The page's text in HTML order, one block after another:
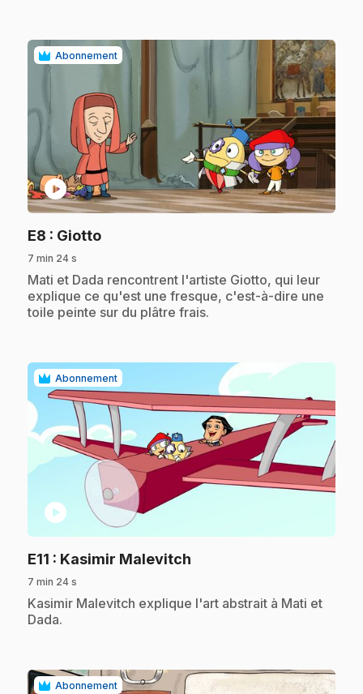
Abonnement
play_circle
E8 : Giotto.
7 min 24 s
.Mati et Dada rencontrent l'artiste Giotto, qui leur
explique ce qu'est une fresque, c'est-à-dire une
toile peinte sur du plâtre frais.
Abonnement
play_circle
E11 : Kasimir Malevitch
7 min 24 s
.Kasimir Malevitch explique l'art abstrait à Mati et
Dada.
Abonnement